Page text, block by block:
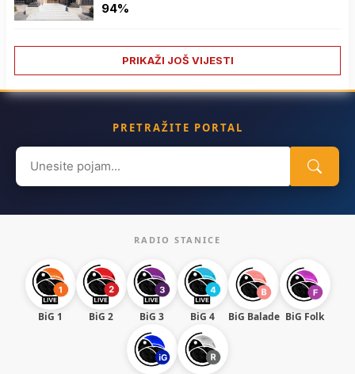
94%
PRIKAŽI JOŠ VIJESTI
PRETRAŽITE PORTAL
Search
for:
RADIO STANICE
BiG 1 BiG 2 BiG 3 BiG 4 BiG Balade BiG Folk